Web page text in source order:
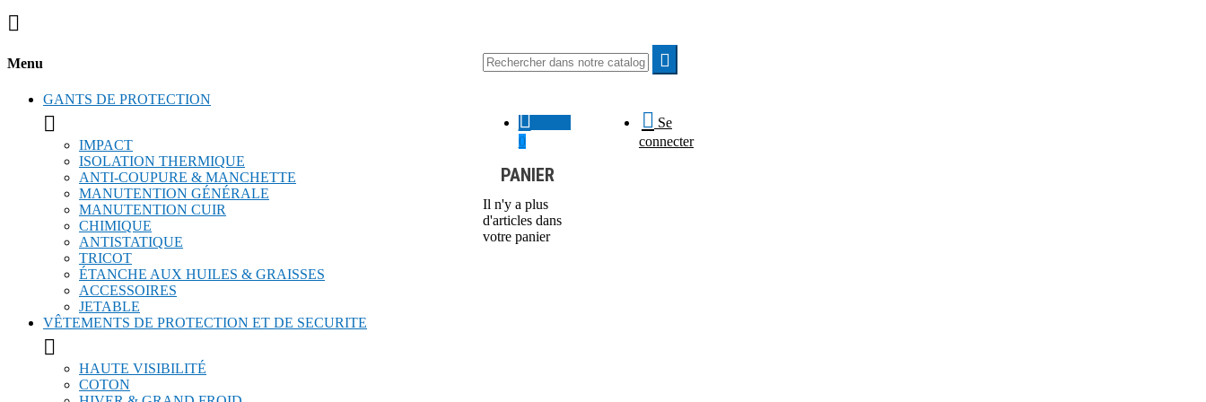

Menu
GANTS DE PROTECTION

IMPACT
ISOLATION THERMIQUE
ANTI-COUPURE & MANCHETTE
MANUTENTION GÉNÉRALE
MANUTENTION CUIR
CHIMIQUE
ANTISTATIQUE
TRICOT
ÉTANCHE AUX HUILES & GRAISSES
ACCESSOIRES
JETABLE
VÊTEMENTS DE PROTECTION ET DE SECURITE

HAUTE VISIBILITÉ
COTON

 Se
connecter

0
PANIER
Il n'y a plus
d'articles dans
votre panier